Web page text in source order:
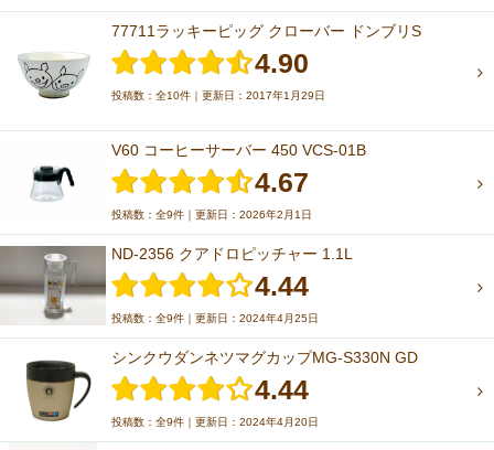
77711ラッキーピッグ クローバー ドンブリS
4.90
投稿数：全10件｜更新日：2017年1月29日
V60 コーヒーサーバー 450 VCS-01B
4.67
投稿数：全9件｜更新日：2026年2月1日
ND-2356 クアドロピッチャー 1.1L
4.44
投稿数：全9件｜更新日：2024年4月25日
シンクウダンネツマグカップMG-S330N GD
4.44
投稿数：全9件｜更新日：2024年4月20日